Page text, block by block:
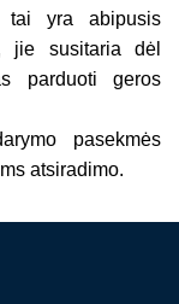
tai yra abipusis
jie susitaria dėl
parduoti geros
pasekmės
atsiradimo.